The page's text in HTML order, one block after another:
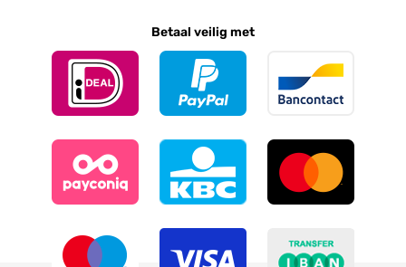
Betaal veilig met